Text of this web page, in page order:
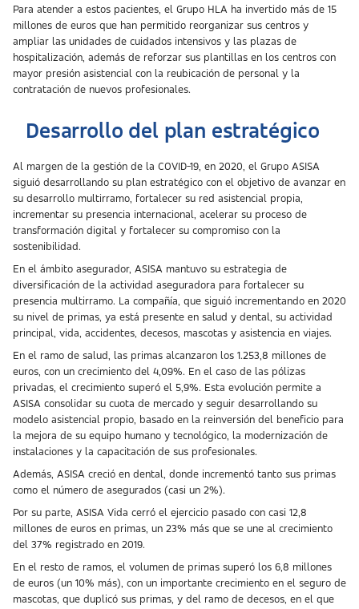
Para atender a estos pacientes, el Grupo HLA ha invertido más de 15
millones de euros que han permitido reorganizar sus centros y
ampliar las unidades de cuidados intensivos y las plazas de
hospitalización, además de reforzar sus plantillas en los centros con
mayor presión asistencial con la reubicación de personal y la
contratación de nuevos profesionales.
Desarrollo del plan estratégico
Al margen de la gestión de la COVID-19, en 2020, el Grupo ASISA
siguió desarrollando su plan estratégico con el objetivo de avanzar en
su desarrollo multirramo, fortalecer su red asistencial propia,
incrementar su presencia internacional, acelerar su proceso de
transformación digital y fortalecer su compromiso con la
sostenibilidad.
En el ámbito asegurador, ASISA mantuvo su estrategia de
diversificación de la actividad aseguradora para fortalecer su
presencia multirramo. La compañía, que siguió incrementando en 2020
su nivel de primas, ya está presente en salud y dental, su actividad
principal, vida, accidentes, decesos, mascotas y asistencia en viajes.
En el ramo de salud, las primas alcanzaron los 1.253,8 millones de
euros, con un crecimiento del 4,09%. En el caso de las pólizas
privadas, el crecimiento superó el 5,9%. Esta evolución permite a
ASISA consolidar su cuota de mercado y seguir desarrollando su
modelo asistencial propio, basado en la reinversión del beneficio para
la mejora de su equipo humano y tecnológico, la modernización de
instalaciones y la capacitación de sus profesionales.
Además, ASISA creció en dental, donde incrementó tanto sus primas
como el número de asegurados (casi un 2%).
Por su parte, ASISA Vida cerró el ejercicio pasado con casi 12,8
millones de euros en primas, un 23% más que se une al crecimiento
del 37% registrado en 2019.
En el resto de ramos, el volumen de primas superó los 6,8 millones
de euros (un 10% más), con un importante crecimiento en el seguro de
mascotas, que duplicó sus primas, y del ramo de decesos, en el que